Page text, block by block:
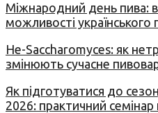
Міжнародний день пива:
можливості українського
Не-Saccharomyces: як
змінюють сучасне
Як підготуватися до
2026: практичний